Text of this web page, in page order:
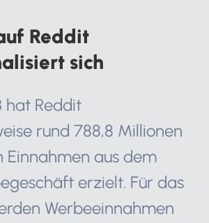
Reddit
sich
hat Reddit
rund 788,8 Millionen
Einnahmen aus dem
erzielt. Für das
Werbeeinnahmen